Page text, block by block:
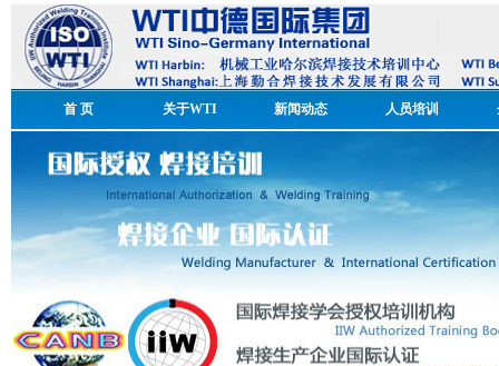
首 页 关于WTI 新闻动态 人员培训